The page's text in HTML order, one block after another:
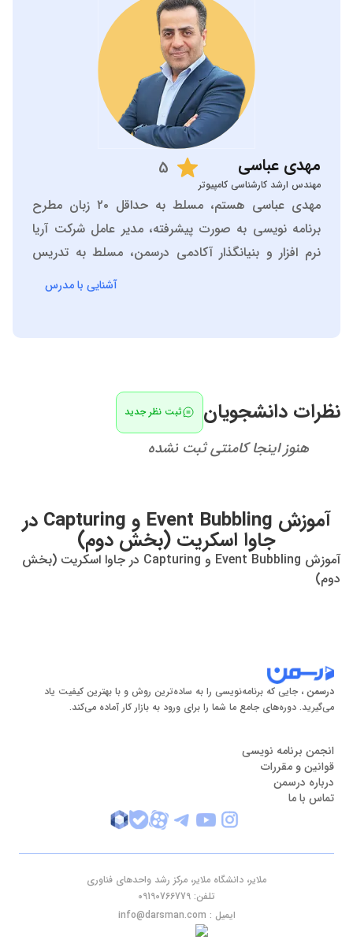
مهدی عباسی
مهندس ارشد کارشناسی کامپیوتر
5
مهدی عباسی هستم، مسلط به حداقل ۲۰ زبان مطرح
برنامه نویسی به صورت پیشرفته، مدیر عامل شرکت آریا
نرم افزار و بنیانگذار آکادمی درسمن، مسلط به تدریس
دروس تخصصی کاردانی و کارشناسی کامپیوتر، پایگاه داده
آشنایی با مدرس
نظرات دانشجویان ثبت نظر جدید
هنوز اینجا کامنتی ثبت نشده
آموزش Event Bubbling و Capturing در
جاوا اسکریت (بخش دوم)
آموزش Event Bubbling و Capturing در جاوا اسکریت (بخش
دوم)
درسمن ، جایی که برنامه‌نویسی را به ساده‌ترین روش و با بهترین کیفیت یاد
می‌گیرید. دوره‌های جامع ما شما را برای ورود به بازار کار آماده می‌کند.
انجمن برنامه نویسی
قوانین و مقررات
درباره درسمن
تماس با ما
ملایر، دانشگاه ملایر، مرکز رشد واحدهای فناوری
تلفن: 09190766779
ایمیل : info@darsman.com